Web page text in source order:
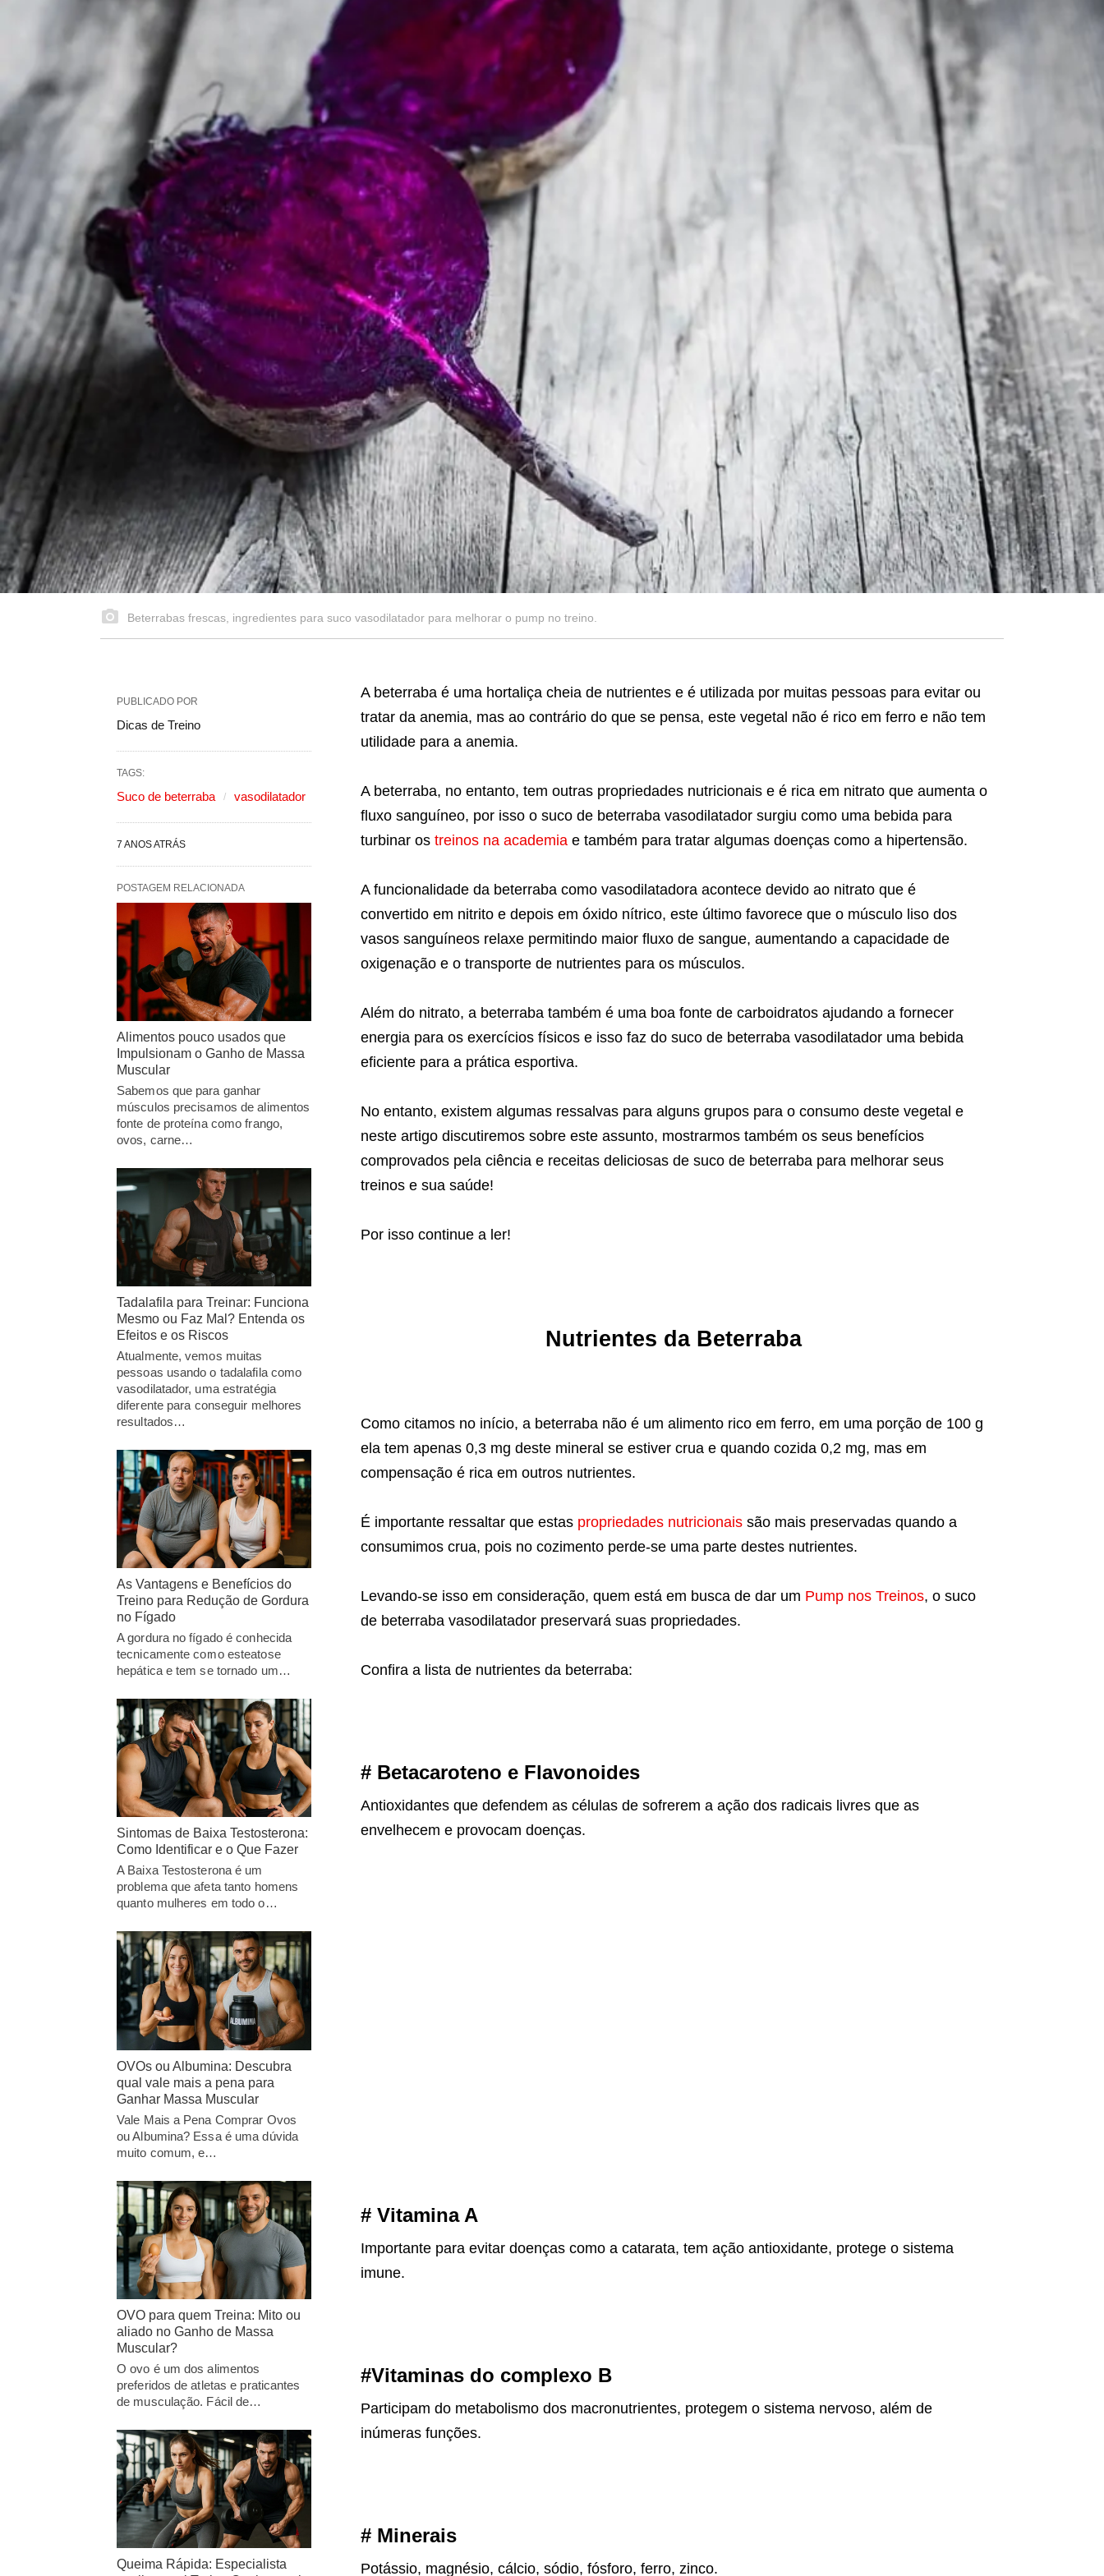
Beterrabas frescas, ingredientes para suco vasodilatador para melhorar o pump no treino.
A beterraba é uma hortaliça cheia de nutrientes e é utilizada por muitas pessoas para evitar ou
tratar da anemia, mas ao contrário do que se pensa, este vegetal não é rico em ferro e não tem
utilidade para a anemia.
A beterraba, no entanto, tem outras propriedades nutricionais e é rica em nitrato que aumenta o
fluxo sanguíneo, por isso o suco de beterraba vasodilatador surgiu como uma bebida para
turbinar os treinos na academiae também para tratar algumas doenças como a hipertensão.
A funcionalidade da beterraba como vasodilatadora acontece devido ao nitrato que é
convertido em nitrito e depois em óxido nítrico, este último favorece que o músculo liso dos
vasos sanguíneos relaxe permitindo maior fluxo de sangue, aumentando a capacidade de
oxigenação e o transporte de nutrientes para os músculos.
Além do nitrato, a beterraba também é uma boa fonte de carboidratos ajudando a fornecer
energia para os exercícios físicos e isso faz do suco de beterraba vasodilatador uma bebida
eficiente para a prática esportiva.
No entanto, existem algumas ressalvas para alguns grupos para o consumo deste vegetal e
neste artigo discutiremos sobre este assunto, mostrarmos também os seus benefícios
comprovados pela ciência e receitas deliciosas de suco de beterraba para melhorar seus
treinos e sua saúde!
Por isso continue a ler!
Nutrientes da Beterraba
Como citamos no início, a beterraba não é um alimento rico em ferro, em uma porção de 100 g
ela tem apenas 0,3 mg deste mineral se estiver crua e quando cozida 0,2 mg, mas em
compensação é rica em outros nutrientes.
É importante ressaltar que estas propriedades nutricionaissão mais preservadas quando a
consumimos crua, pois no cozimento perde-se uma parte destes nutrientes.
Levando-se isso em consideração, quem está em busca de dar um Pump nos Treinos, o suco
de beterraba vasodilatador preservará suas propriedades.
Confira a lista de nutrientes da beterraba:
# Betacaroteno e Flavonoides
Antioxidantes que defendem as células de sofrerem a ação dos radicais livres que as
envelhecem e provocam doenças.
# Vitamina A
Importante para evitar doenças como a catarata, tem ação antioxidante, protege o sistema
imune.
#Vitaminas do complexo B
Participam do metabolismo dos macronutrientes, protegem o sistema nervoso, além de
inúmeras funções.
# Minerais
Potássio, magnésio, cálcio, sódio, fósforo, ferro, zinco.
PUBLICADO POR
Dicas de Treino
TAGS:
Suco de beterraba vasodilatador
7 ANOS ATRÁS
POSTAGEM RELACIONADA
Alimentos pouco usados que
Impulsionam o Ganho de Massa
Muscular
Sabemos que para ganhar
músculos precisamos de alimentos
fonte de proteína como frango,
ovos, carne…
Tadalafila para Treinar: Funciona
Mesmo ou Faz Mal? Entenda os
Efeitos e os Riscos
Atualmente, vemos muitas
pessoas usando o tadalafila como
vasodilatador, uma estratégia
diferente para conseguir melhores
resultados…
As Vantagens e Benefícios do
Treino para Redução de Gordura
no Fígado
A gordura no fígado é conhecida
tecnicamente como esteatose
hepática e tem se tornado um…
Sintomas de Baixa Testosterona:
Como Identificar e o Que Fazer
A Baixa Testosterona é um
problema que afeta tanto homens
quanto mulheres em todo o…
OVOs ou Albumina: Descubra
qual vale mais a pena para
Ganhar Massa Muscular
Vale Mais a Pena Comprar Ovos
ou Albumina? Essa é uma dúvida
muito comum, e…
OVO para quem Treina: Mito ou
aliado no Ganho de Massa
Muscular?
O ovo é um dos alimentos
preferidos de atletas e praticantes
de musculação. Fácil de…
Queima Rápida: Especialista